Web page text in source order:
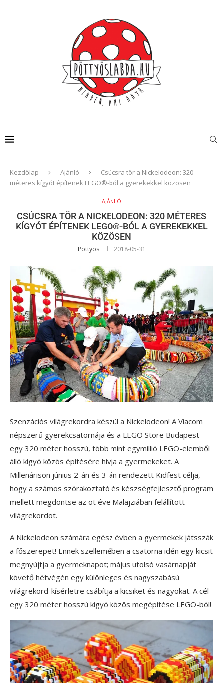
Kezdőlap Ajánló
Csúcsra tör a Nickelodeon: 320
méteres kígyót építenek LEGO®-ból a gyerekekkel közösen
AJÁNLÓ
CSÚCSRA TÖR A NICKELODEON: 320 MÉTERES
KÍGYÓT ÉPÍTENEK LEGO®-BÓL A GYEREKEKKEL
KÖZÖSEN
Pottyos 2018-05-31
Szenzációs világrekordra készül a Nickelodeon! A Viacom
népszerű gyerekcsatornája és a LEGO Store Budapest
egy 320 méter hosszú, több mint egymillió LEGO-elemből
álló kígyó közös építésére hívja a gyermekeket. A
Millenárison június 2-án és 3-án rendezett Kidfest célja,
hogy a számos szórakoztató és készségfejlesztő program
mellett megdöntse az öt éve Malajziában felállított
világrekordot.
A Nickelodeon számára egész évben a gyermekek játsszák
a főszerepet! Ennek szellemében a csatorna idén egy kicsit
megnyújtja a gyermeknapot; május utolsó vasárnapját
követő hétvégén egy különleges és nagyszabású
világrekord-kísérletre csábítja a kicsiket és nagyokat. A cél
egy 320 méter hosszú kígyó közös megépítése LEGO-ból!